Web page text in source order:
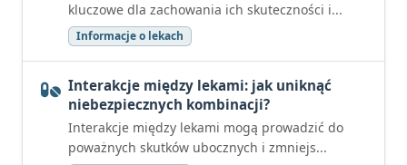
kluczowe dla zachowania ich skuteczności i...
Informacje o lekach
Interakcje między lekami: jak uniknąć
niebezpiecznych kombinacji?
Interakcje między lekami mogą prowadzić do
poważnych skutków ubocznych i zmniejs...